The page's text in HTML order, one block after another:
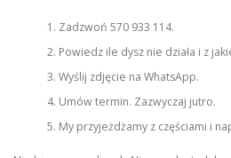
Zadzwoń 570 933 114.
Powiedz ile dysz nie działa i z
Wyślij zdjęcie na WhatsApp.
Umów termin. Zazwyczaj jutro.
My przyjeżdżamy z częściami i